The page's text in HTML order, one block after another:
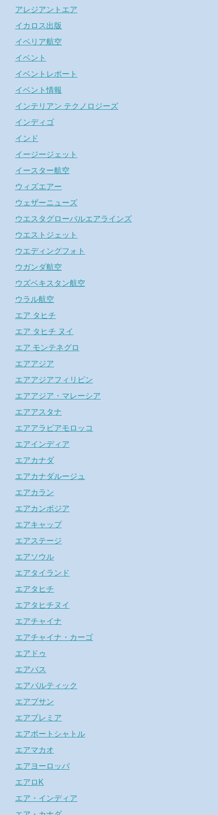
アレジアントエア
イカロス出版
イベリア航空
イベント
イベントレポート
イベント情報
インテリアン テクノロジーズ
インディゴ
インド
イージージェット
イースター航空
ウィズエアー
ウェザーニューズ
ウエスタグローバルエアラインズ
ウエストジェット
ウエディングフォト
ウガンダ航空
ウズベキスタン航空
ウラル航空
エア タヒチ
エア タヒチ ヌイ
エア モンテネグロ
エアアジア
エアアジアフィリピン
エアアジア・マレーシア
エアアスタナ
エアアラビアモロッコ
エアインディア
エアカナダ
エアカナダルージュ
エアカラン
エアカンボジア
エアキャップ
エアステージ
エアソウル
エアタイランド
エアタヒチ
エアタヒチヌイ
エアチャイナ
エアチャイナ・カーゴ
エアドゥ
エアバス
エアバルティック
エアプサン
エアプレミア
エアポートシャトル
エアマカオ
エアヨーロッパ
エアロK
エア・インディア